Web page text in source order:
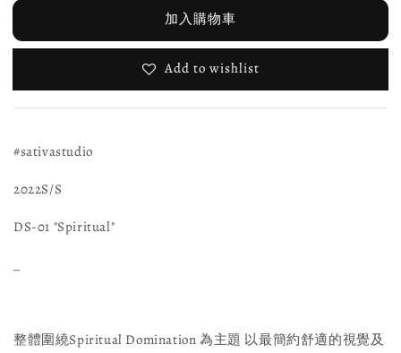
加入購物車
Add to wishlist
#sativastudio
2022S/S
DS-01 "Spiritual"
整體圍繞Spiritual Domination 為主題 以最簡約舒適的視覺及